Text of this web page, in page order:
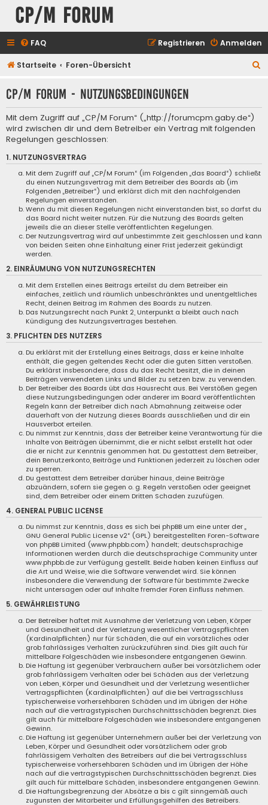
CP/M Forum
FAQ Anmelden
Registrieren
Startseite Foren-Übersicht
h
CP/M Forum - Nutzungsbedingungen
Mit dem Zugriff auf „CP/M Forum“ („http://forumcpm.gaby.de“)
wird zwischen dir und dem Betreiber ein Vertrag mit folgenden
Regelungen geschlossen:
1. NUTZUNGSVERTRAG
Mit dem Zugriff auf „CP/M Forum“ (im Folgenden „das Board“) schließt
du einen Nutzungsvertrag mit dem Betreiber des Boards ab (im
Folgenden „Betreiber“) und erklärst dich mit den nachfolgenden
Regelungen einverstanden.
Wenn du mit diesen Regelungen nicht einverstanden bist, so darfst du
das Board nicht weiter nutzen. Für die Nutzung des Boards gelten
jeweils die an dieser Stelle veröffentlichten Regelungen.
Der Nutzungsvertrag wird auf unbestimmte Zeit geschlossen und kann
von beiden Seiten ohne Einhaltung einer Frist jederzeit gekündigt
werden.
2. EINRÄUMUNG VON NUTZUNGSRECHTEN
Mit dem Erstellen eines Beitrags erteilst du dem Betreiber ein
einfaches, zeitlich und räumlich unbeschränktes und unentgeltliches
Recht, deinen Beitrag im Rahmen des Boards zu nutzen.
Das Nutzungsrecht nach Punkt 2, Unterpunkt a bleibt auch nach
Kündigung des Nutzungsvertrages bestehen.
3. PFLICHTEN DES NUTZERS
Du erklärst mit der Erstellung eines Beitrags, dass er keine Inhalte
enthält, die gegen geltendes Recht oder die guten Sitten verstoßen.
Du erklärst insbesondere, dass du das Recht besitzt, die in deinen
Beiträgen verwendeten Links und Bilder zu setzen bzw. zu verwenden.
Der Betreiber des Boards übt das Hausrecht aus. Bei Verstößen gegen
diese Nutzungsbedingungen oder anderer im Board veröffentlichten
Regeln kann der Betreiber dich nach Abmahnung zeitweise oder
dauerhaft von der Nutzung dieses Boards ausschließen und dir ein
Hausverbot erteilen.
Du nimmst zur Kenntnis, dass der Betreiber keine Verantwortung für die
Inhalte von Beiträgen übernimmt, die er nicht selbst erstellt hat oder
die er nicht zur Kenntnis genommen hat. Du gestattest dem Betreiber,
dein Benutzerkonto, Beiträge und Funktionen jederzeit zu löschen oder
zu sperren.
Du gestattest dem Betreiber darüber hinaus, deine Beiträge
abzuändern, sofern sie gegen o. g. Regeln verstoßen oder geeignet
sind, dem Betreiber oder einem Dritten Schaden zuzufügen.
4. GENERAL PUBLIC LICENSE
Du nimmst zur Kenntnis, dass es sich bei phpBB um eine unter der „
GNU General Public License v2“ (GPL) bereitgestellten Foren-Software
von phpBB Limited (www.phpbb.com) handelt; deutschsprachige
Informationen werden durch die deutschsprachige Community unter
www.phpbb.de zur Verfügung gestellt. Beide haben keinen Einfluss auf
die Art und Weise, wie die Software verwendet wird. Sie können
insbesondere die Verwendung der Software für bestimmte Zwecke
nicht untersagen oder auf Inhalte fremder Foren Einfluss nehmen.
5. GEWÄHRLEISTUNG
Der Betreiber haftet mit Ausnahme der Verletzung von Leben, Körper
und Gesundheit und der Verletzung wesentlicher Vertragspflichten
(Kardinalpflichten) nur für Schäden, die auf ein vorsätzliches oder
grob fahrlässiges Verhalten zurückzuführen sind. Dies gilt auch für
mittelbare Folgeschäden wie insbesondere entgangenen Gewinn.
Die Haftung ist gegenüber Verbrauchern außer bei vorsätzlichem oder
grob fahrlässigem Verhalten oder bei Schäden aus der Verletzung
von Leben, Körper und Gesundheit und der Verletzung wesentlicher
Vertragspflichten (Kardinalpflichten) auf die bei Vertragsschluss
typischerweise vorhersehbaren Schäden und im übrigen der Höhe
nach auf die vertragstypischen Durchschnittsschäden begrenzt. Dies
gilt auch für mittelbare Folgeschäden wie insbesondere entgangenen
Gewinn.
Die Haftung ist gegenüber Unternehmern außer bei der Verletzung von
Leben, Körper und Gesundheit oder vorsätzlichem oder grob
fahrlässigem Verhalten des Betreibers auf die bei Vertragsschluss
typischerweise vorhersehbaren Schäden und im Übrigen der Höhe
nach auf die vertragstypischen Durchschnittsschäden begrenzt. Dies
gilt auch für mittelbare Schäden, insbesondere entgangenen Gewinn.
Die Haftungsbegrenzung der Absätze a bis c gilt sinngemäß auch
zugunsten der Mitarbeiter und Erfüllungsgehilfen des Betreibers.